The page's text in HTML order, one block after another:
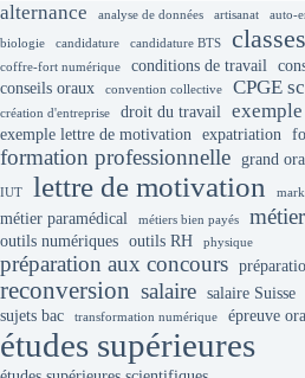
alternance analyse de données artisanat auto-
biologie candidature candidature BTS
coffre-fort numérique conditions de travail
conseils oraux
convention collective CPGE
création d'entreprise droit du travail
exemple lettre de motivation expatriation
formation professionnelle grand
IUT lettre de motivation
métier paramédical métiers bien payés
outils numériques outils RH physique
préparation aux concours
reconversion salaire salaire Suisse
sujets bac transformation numérique épreuve
études supérieures